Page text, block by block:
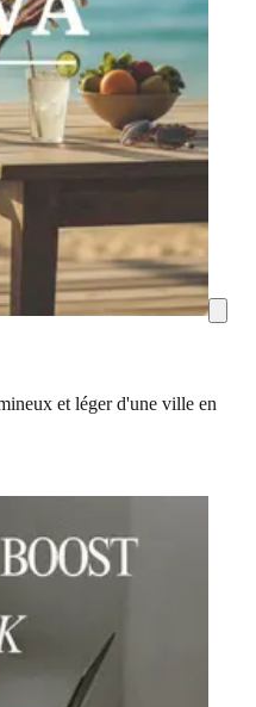
et léger d'une ville en